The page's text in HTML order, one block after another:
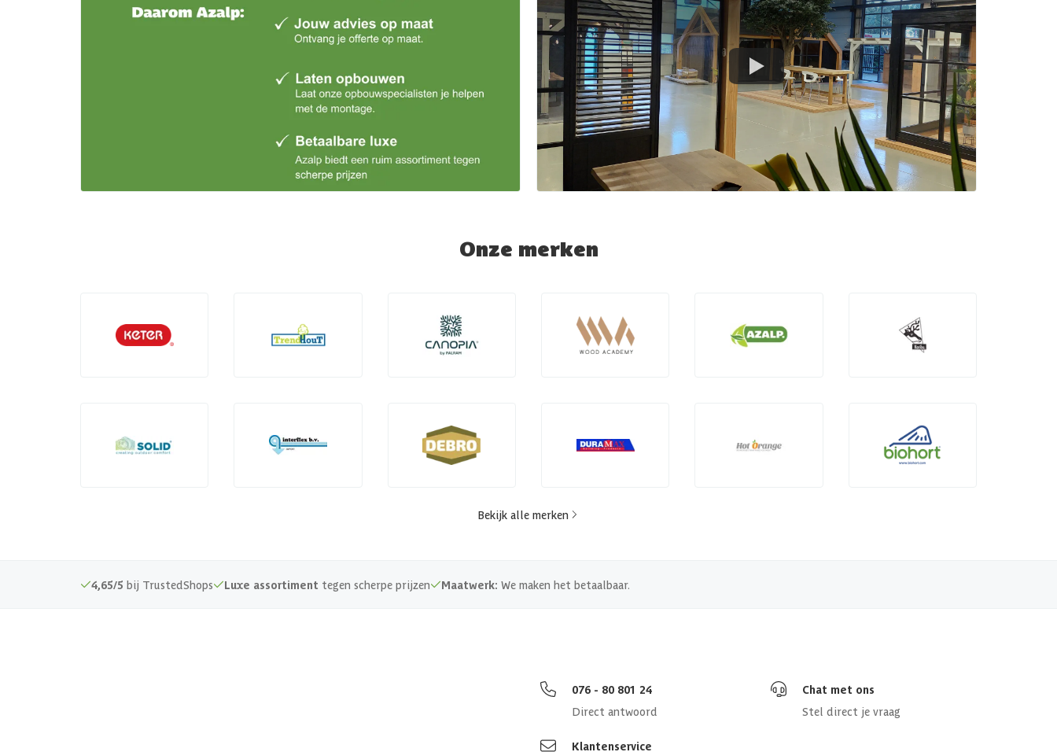
Onze merken
Bekijk alle merken
4,65/5 bij TrustedShops Luxe assortiment tegen scherpe prijzen Maatwerk: We maken het betaalbaar.
076 - 80 801 24
Direct antwoord
Chat met ons
Stel direct je vraag
Klantenservice